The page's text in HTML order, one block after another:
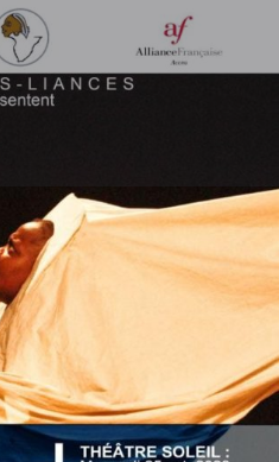
Ajouter aux favoris